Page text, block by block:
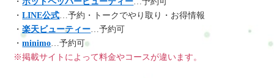
・LINE公式 …予約・トークでやり取り・お得情報
・楽天ビューティー …予約可
・minimo …予約可
※掲載サイトによって料金やコースが違います。